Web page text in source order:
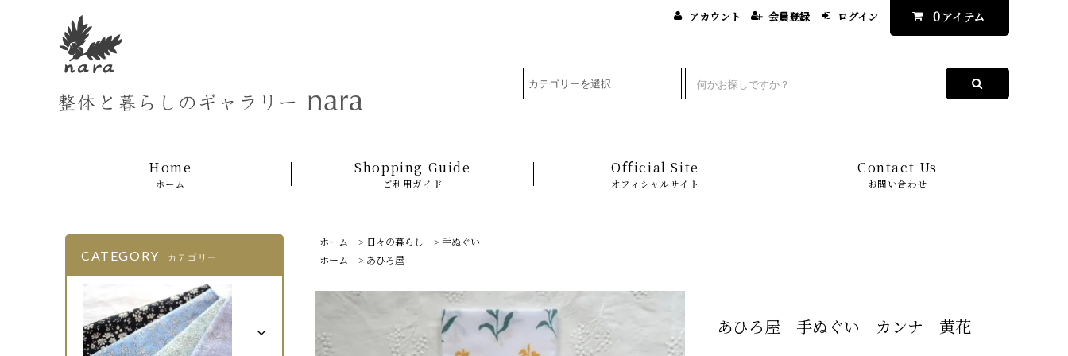
アカウント 会員登録 ログイン 0 アイテム
Home
ホーム
Shopping Guide
ご利用ガイド
Official Site
オフィシャルサイト
Contact Us
お問い合わせ
ホーム > 日々の暮らし > 手ぬぐい
ホーム
> あひろ屋
あひろ屋 手ぬぐい カンナ 黄花
CATEGORY カテゴリー